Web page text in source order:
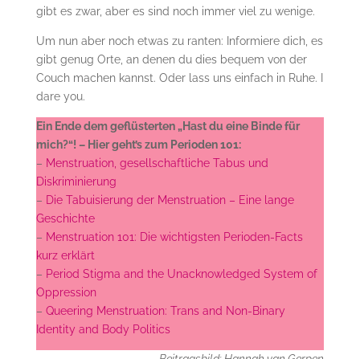
gibt es zwar, aber es sind noch immer viel zu wenige.
Um nun aber noch etwas zu ranten: Informiere dich, es
gibt genug Orte, an denen du dies bequem von der
Couch machen kannst. Oder lass uns einfach in Ruhe. I
dare you.
Ein Ende dem geflüsterten „Hast du eine Binde für
mich?“! – Hier geht’s zum Perioden 101:
– Menstruation, gesellschaftliche Tabus und
Diskriminierung
– Die Tabuisierung der Menstruation – Eine lange
Geschichte
– Menstruation 101: Die wichtigsten Perioden-Facts
kurz erklärt
– Period Stigma and the Unacknowledged System of
Oppression
– Queering Menstruation: Trans and Non-Binary
Identity and Body Politics